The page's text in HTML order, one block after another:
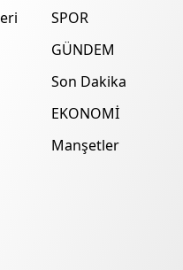
SPOR
GÜNDEM
Son Dakika
EKONOMİ
Manşetler